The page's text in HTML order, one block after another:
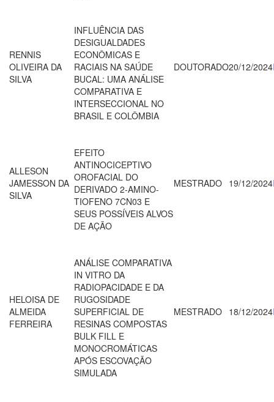
RENNIS
OLIVEIRA DA
SILVA
INFLUÊNCIA DAS
DESIGUALDADES
ECONÔMICAS E
RACIAIS NA SAÚDE
BUCAL: UMA ANÁLISE
COMPARATIVA E
INTERSECCIONAL NO
BRASIL E COLÔMBIA
DOUTORADO20/12/2024
ALLESON
JAMESSON DA
SILVA
EFEITO
ANTINOCICEPTIVO
OROFACIAL DO
DERIVADO 2-AMINO-
TIOFENO 7CN03 E
SEUS POSSÍVEIS ALVOS
DE AÇÃO
MESTRADO 19/12/2024
HELOISA DE
ALMEIDA
FERREIRA
ANÁLISE COMPARATIVA
IN VITRO DA
RADIOPACIDADE E DA
RUGOSIDADE
SUPERFICIAL DE
RESINAS COMPOSTAS
BULK FILL E
MONOCROMÁTICAS
APÓS ESCOVAÇÃO
SIMULADA
MESTRADO 18/12/2024